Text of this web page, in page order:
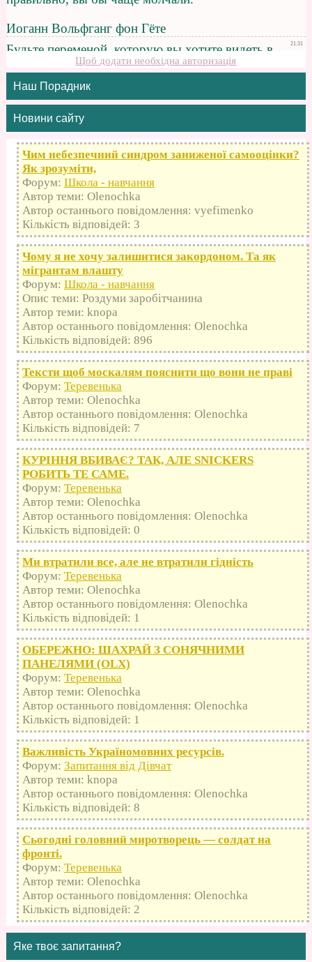
Щоб додати необхідна авторизація
Наш Порадник
Новини сайту
Чим небезпечний синдром заниженої самооцінки?
Як зрозуміти,
Форум: Школа - навчання
Автор теми: Olenochka
Автор останнього повідомлення: vyefimenko
Кількість відповідей: 3
Чому я не хочу залишитися закордоном. Та як
мігрантам влашту
Форум: Школа - навчання
Опис теми: Роздуми заробітчанина
Автор теми: knopa
Автор останнього повідомлення: Olenochka
Кількість відповідей: 896
Тексти щоб москалям пояснити що вони не праві
Форум: Теревенька
Автор теми: Olenochka
Автор останнього повідомлення: Olenochka
Кількість відповідей: 7
КУРІННЯ ВБИВАЄ? ТАК, АЛЕ SNICKERS
РОБИТЬ ТЕ САМЕ.
Форум: Теревенька
Автор теми: Olenochka
Автор останнього повідомлення: Olenochka
Кількість відповідей: 0
Ми втратили все, але не втратили гідність
Форум: Теревенька
Автор теми: Olenochka
Автор останнього повідомлення: Olenochka
Кількість відповідей: 1
ОБЕРЕЖНО: ШАХРАЙ З СОНЯЧНИМИ
ПАНЕЛЯМИ (OLX)
Форум: Теревенька
Автор теми: Olenochka
Автор останнього повідомлення: Olenochka
Кількість відповідей: 1
Важливість Україномовних ресурсів.
Форум: Запитання від Дівчат
Автор теми: knopa
Автор останнього повідомлення: Olenochka
Кількість відповідей: 8
Сьогодні головний миротворець — солдат на
фронті.
Форум: Теревенька
Автор теми: Olenochka
Автор останнього повідомлення: Olenochka
Кількість відповідей: 2
Яке твоє запитання?